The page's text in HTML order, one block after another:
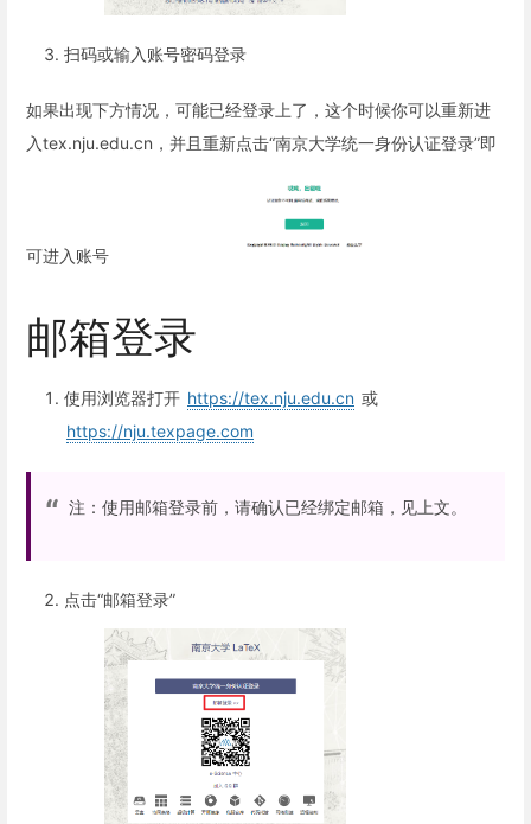
扫码或输入账号密码登录
如果出现下方情况，可能已经登录上了，这个时候你可以重新进
入tex.nju.edu.cn，并且重新点击“南京大学统一身份认证登录”即
可进入账号
邮箱登录
使用浏览器打开 https://tex.nju.edu.cn 或
https://nju.texpage.com
注：使用邮箱登录前，请确认已经绑定邮箱，见上文。
点击“邮箱登录”